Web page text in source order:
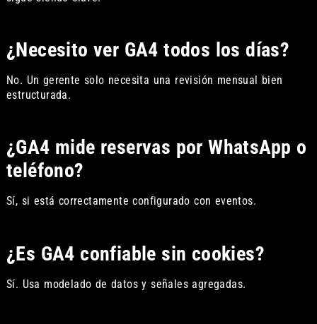
¿Necesito ver GA4 todos los días?
No. Un gerente solo necesita una revisión mensual bien
estructurada.
¿GA4 mide reservas por WhatsApp o
teléfono?
Sí, si está correctamente configurado con eventos.
¿Es GA4 confiable sin cookies?
Sí. Usa modelado de datos y señales agregadas.